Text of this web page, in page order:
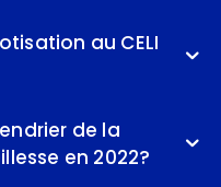
au CELI
de la
en 2022?